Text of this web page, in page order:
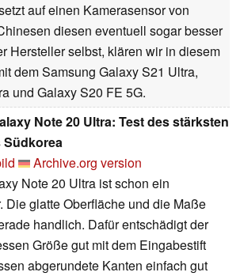
auf einen Kamerasensor von
diesen eventuell sogar besser
Hersteller selbst, klären wir in diesem
dem Samsung Galaxy S21 Ultra,
und Galaxy S20 FE 5G.
Note 20 Ultra: Test des stärksten
Südkorea
Archive.org version
Note 20 Ultra ist schon ein
Die glatte Oberfläche und die Maße
handlich. Dafür entschädigt der
Größe gut mit dem Eingabestift
abgerundete Kanten einfach gut